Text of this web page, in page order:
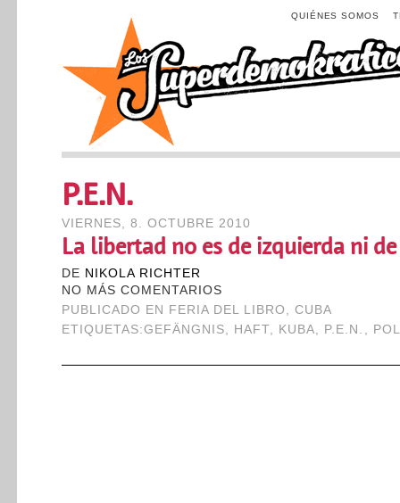
QUIÉNES SOMOS
P.E.N.
VIERNES, 8. OCTUBRE 2010
La libertad no es de izquierda ni
DE NIKOLA RICHTER
NO MÁS COMENTARIOS
PUBLICADO EN
FERIA DEL LIBRO ,CUBA
ETIQUETAS:GEFÄNGNIS, HAFT, KUBA, P.E.N. ,